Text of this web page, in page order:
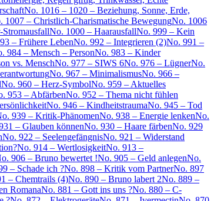
No. 1016 – 1020 – Beziehung, Sonne, Erde,
1007 – Christlich-Charismatische BewegungNo. 1006
StromausfallNo. 1000 – HaarausfallNo. 999 – Kein
– Frühere LebenNo. 992 – Integrieren (2)No. 991 –
984 – Mensch – PersonNo. 983 – Kinder
vs. MenschNo. 977 – SIWS 6No. 976 – LügnerNo.
No. 967 – MinimalismusNo. 966 –
No. 960 – Herz-SymbolNo. 959 – Aktuelles
953 – AbfärbenNo. 952 – Thema nicht fühlen
No. 946 – KindheitstraumaNo. 945 – Tod
939 – Kritik-PhänomenNo. 938 – Energie lenkenNo.
– Glauben könnenNo. 930 – Haare färbenNo. 929
No. 922 – SeelengefängnisNo. 921 – Widerstand
No. 914 – WertlosigkeitNo. 913 –
906 – Bruno bewertet !No. 905 – Geld anlegenNo.
– Schade ich ?No. 898 – Kritik vom PartnerNo. 897
– Chemtrails (4)No. 890 – Bruno labert 2No. 889 –
RomanaNo. 881 – Gott ins uns ?No. 880 – C-